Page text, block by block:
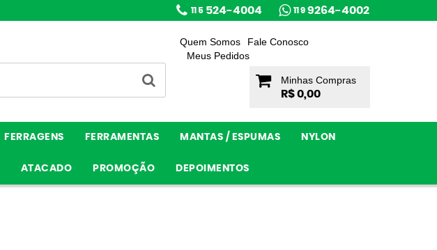
11 5 524-4004 11 9 9264-4002
Quem Somos
Fale Conosco
Meus Pedidos
Minhas Compras
R$ 0,00
FERRAGENS FERRAMENTAS MANTAS / ESPUMAS NYLON
ATACADO PROMOÇÃO DEPOIMENTOS